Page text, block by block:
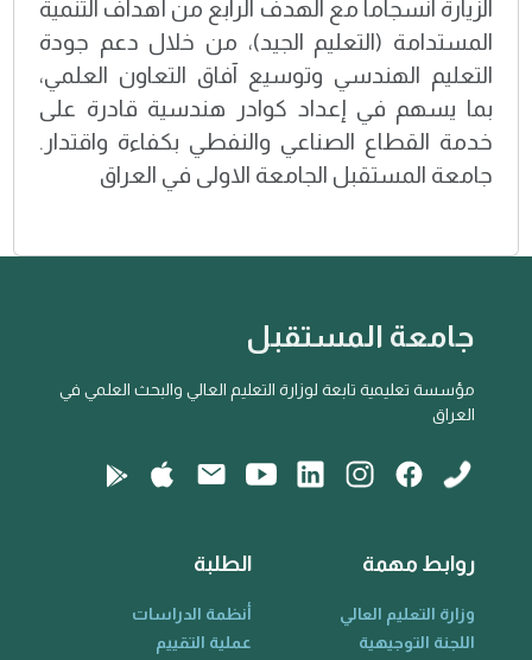
الزيارة انسجاماً مع الهدف الرابع من أهداف التنمية
المستدامة (التعليم الجيد)، من خلال دعم جودة
التعليم الهندسي وتوسيع آفاق التعاون العلمي،
بما يسهم في إعداد كوادر هندسية قادرة على
خدمة القطاع الصناعي والنفطي بكفاءة واقتدار.
جامعة المستقبل الجامعة الاولى في العراق
جامعة المستقبل
مؤسسة تعليمية تابعة لوزارة التعليم العالي والبحث العلمي في
العراق
روابط مهمة
وزارة التعليم العالي
اللجنة التوجيهية
الطلبة
أنظمة الدراسات
عملية التقييم